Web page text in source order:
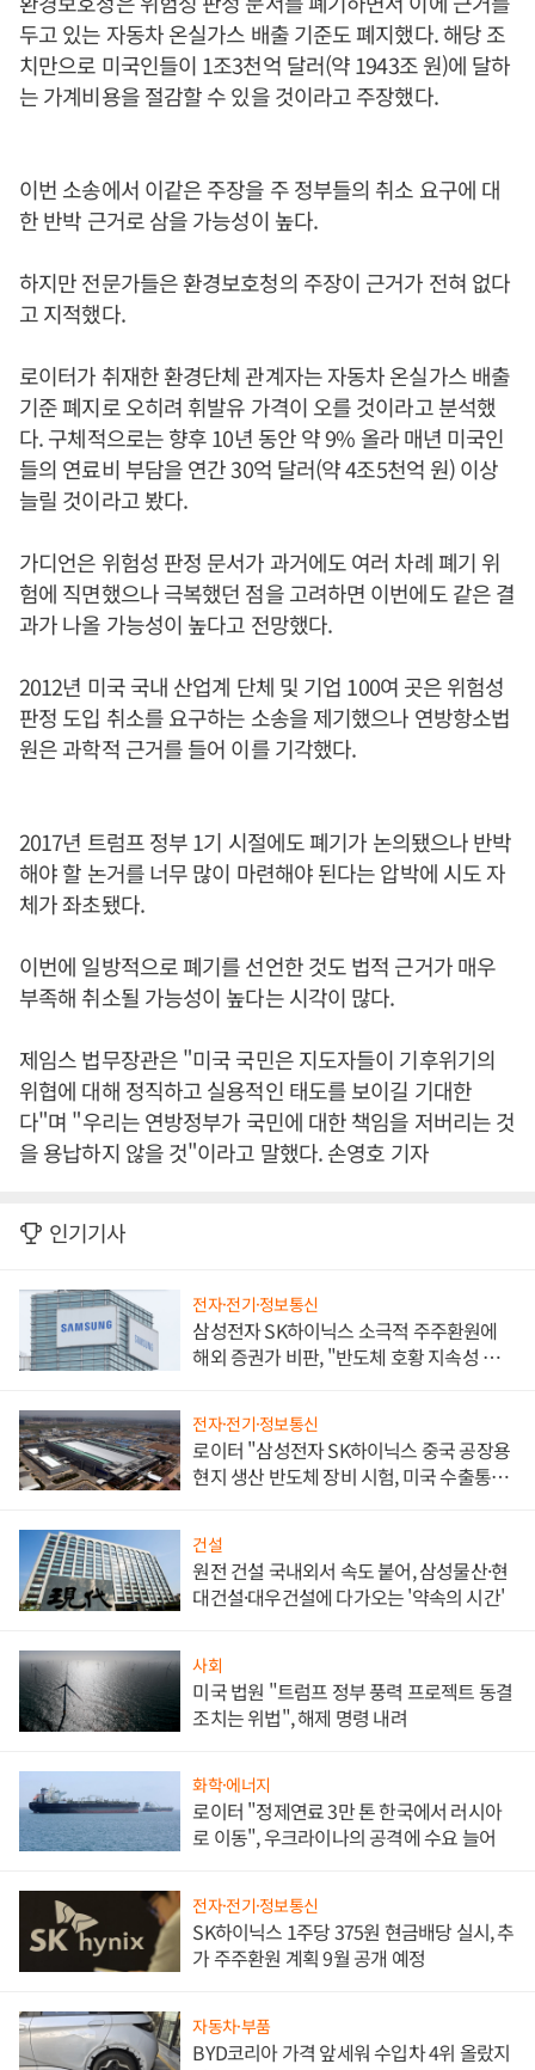
두고 있는 자동차 온실가스 배출 기준도 폐지했다. 해당 조
치만으로 미국인들이 1조3천억 달러(약 1943조 원)에 달하
는 가계비용을 절감할 수 있을 것이라고 주장했다.
이번 소송에서 이같은 주장을 주 정부들의 취소 요구에 대
한 반박 근거로 삼을 가능성이 높다.
하지만 전문가들은 환경보호청의 주장이 근거가 전혀 없다
고 지적했다.
로이터가 취재한 환경단체 관계자는 자동차 온실가스 배출
기준 폐지로 오히려 휘발유 가격이 오를 것이라고 분석했
다. 구체적으로는 향후 10년 동안 약 9% 올라 매년 미국인
들의 연료비 부담을 연간 30억 달러(약 4조5천억 원) 이상
늘릴 것이라고 봤다.
가디언은 위험성 판정 문서가 과거에도 여러 차례 폐기 위
험에 직면했으나 극복했던 점을 고려하면 이번에도 같은 결
과가 나올 가능성이 높다고 전망했다.
2012년 미국 국내 산업계 단체 및 기업 100여 곳은 위험성
판정 도입 취소를 요구하는 소송을 제기했으나 연방항소법
원은 과학적 근거를 들어 이를 기각했다.
2017년 트럼프 정부 1기 시절에도 폐기가 논의됐으나 반박
해야 할 논거를 너무 많이 마련해야 된다는 압박에 시도 자
체가 좌초됐다.
이번에 일방적으로 폐기를 선언한 것도 법적 근거가 매우
부족해 취소될 가능성이 높다는 시각이 많다.
제임스 법무장관은 "미국 국민은 지도자들이 기후위기의
위협에 대해 정직하고 실용적인 태도를 보이길 기대한
다"며 "우리는 연방정부가 국민에 대한 책임을 저버리는 것
을 용납하지 않을 것"이라고 말했다. 손영호 기자
인기기사
전자·전기·정보통신
삼성전자 SK하이닉스 소극적 주주환원에
해외 증권가 비판, "반도체 호황 지속성 의
전자·전기·정보통신
로이터 "삼성전자 SK하이닉스 중국 공장용
현지 생산 반도체 장비 시험, 미국 수출통제
건설
원전 건설 국내외서 속도 붙어, 삼성물산·현
대건설·대우건설에 다가오는 '약속의 시간'
사회
미국 법원 "트럼프 정부 풍력 프로젝트 동결
조치는 위법", 해제 명령 내려
화학·에너지
로이터 "정제연료 3만 톤 한국에서 러시아
로 이동", 우크라이나의 공격에 수요 늘어
전자·전기·정보통신
SK하이닉스 1주당 375원 현금배당 실시, 추
가 주주환원 계획 9월 공개 예정
자동차·부품
BYD코리아 가격 앞세워 수입차 4위 올랐지